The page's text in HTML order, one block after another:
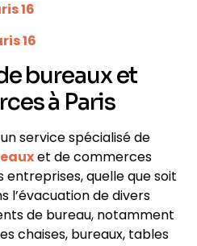
16
16
bureaux et
à Paris
service spécialisé de
et de commerces
entreprises, quelle que soit
l’évacuation de divers
de bureau, notamment
chaises, bureaux, tables